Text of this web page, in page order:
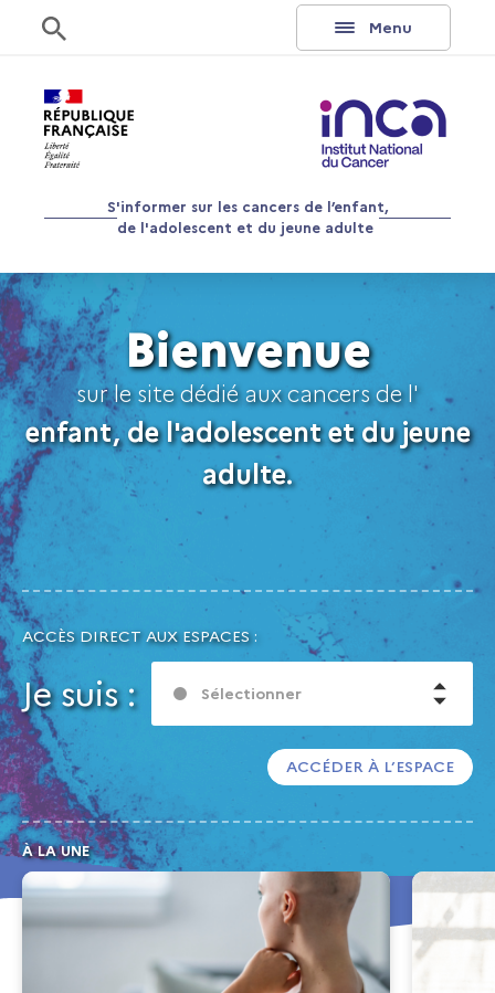
S'informer sur les cancers de l’enfant,
de l'adolescent et du jeune adulte
Menu
Bienvenue
sur le site dédié aux cancers de l'
enfant, de l'adolescent et du jeune
adulte.
ACCÈS DIRECT AUX ESPACES :
Je suis : Sélectionner
ACCÉDER À L’ESPACE
À LA UNE